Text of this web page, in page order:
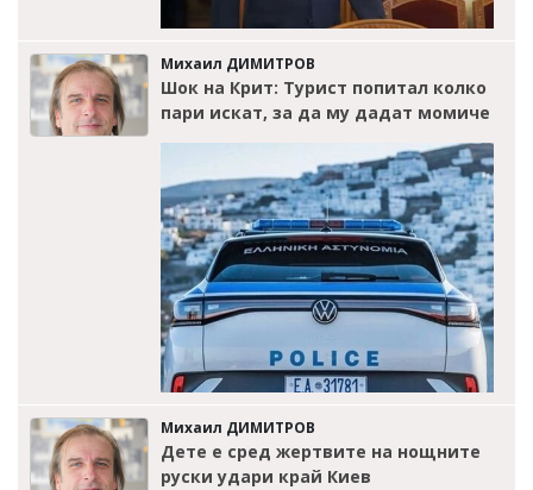
Михаил ДИМИТРОВ
Шок на Крит: Турист попитал колко
пари искат, за да му дадат момиче
Михаил ДИМИТРОВ
Дете е сред жертвите на нощните
руски удари край Киев